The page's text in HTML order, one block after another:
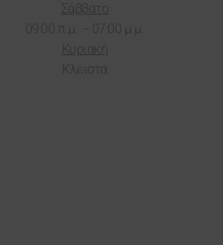
Σάββατο
09:00 π.μ. – 07:00 μ.μ.
Κυριακή
Κλειστά